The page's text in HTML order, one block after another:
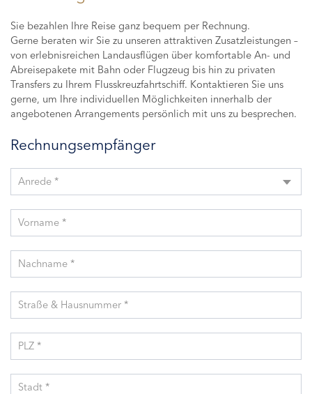
Sie bezahlen Ihre Reise ganz bequem per Rechnung.
Gerne beraten wir Sie zu unseren attraktiven Zusatzleistungen –
von erlebnisreichen Landausflügen über komfortable An- und
Abreisepakete mit Bahn oder Flugzeug bis hin zu privaten
Transfers zu Ihrem Flusskreuzfahrtschiff. Kontaktieren Sie uns
gerne, um Ihre individuellen Möglichkeiten innerhalb der
angebotenen Arrangements persönlich mit uns zu besprechen.
Rechnungsempfänger
Anrede *
Vorname *
Nachname *
Straße & Hausnummer *
PLZ *
Stadt *